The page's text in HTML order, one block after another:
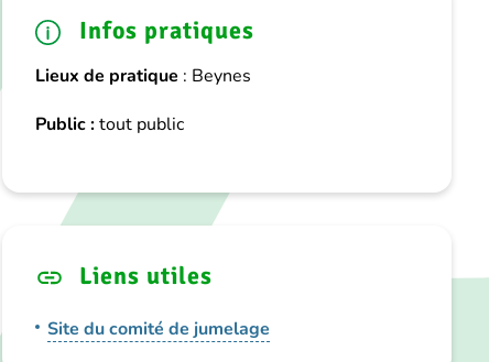
Infos pratiques
Lieux de pratique : Beynes
Public :tout public
Liens utiles
Site du comité de jumelage